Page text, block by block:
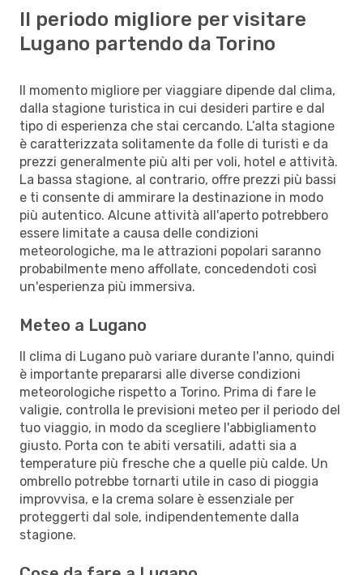
Il periodo migliore per visitare
Lugano partendo da Torino
Il momento migliore per viaggiare dipende dal clima,
dalla stagione turistica in cui desideri partire e dal
tipo di esperienza che stai cercando. L’alta stagione
è caratterizzata solitamente da folle di turisti e da
prezzi generalmente più alti per voli, hotel e attività.
La bassa stagione, al contrario, offre prezzi più bassi
e ti consente di ammirare la destinazione in modo
più autentico. Alcune attività all'aperto potrebbero
essere limitate a causa delle condizioni
meteorologiche, ma le attrazioni popolari saranno
probabilmente meno affollate, concedendoti così
un'esperienza più immersiva.
Meteo a Lugano
Il clima di Lugano può variare durante l'anno, quindi
è importante prepararsi alle diverse condizioni
meteorologiche rispetto a Torino. Prima di fare le
valigie, controlla le previsioni meteo per il periodo del
tuo viaggio, in modo da scegliere l'abbigliamento
giusto. Porta con te abiti versatili, adatti sia a
temperature più fresche che a quelle più calde. Un
ombrello potrebbe tornarti utile in caso di pioggia
improvvisa, e la crema solare è essenziale per
proteggerti dal sole, indipendentemente dalla
stagione.